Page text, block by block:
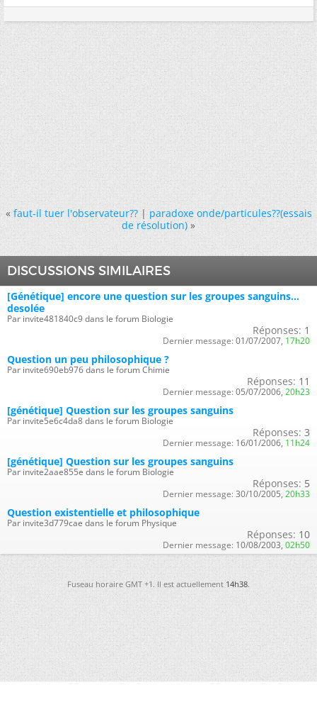
« faut-il tuer l'observateur??|paradoxe onde/particules??(essais
de résolution) »
DISCUSSIONS SIMILAIRES
[Génétique] encore une question sur les groupes sanguins...
desolée
Par invite481840c9 dans le forum Biologie
Réponses: 1
Dernier message: 01/07/2007, 17h20
Question un peu philosophique ?
Par invite690eb976 dans le forum Chimie
Réponses: 11
Dernier message: 05/07/2006, 20h23
[génétique] Question sur les groupes sanguins
Par invite5e6c4da8 dans le forum Biologie
Réponses: 3
Dernier message: 16/01/2006, 11h24
[génétique] Question sur les groupes sanguins
Par invite2aae855e dans le forum Biologie
Réponses: 5
Dernier message: 30/10/2005, 20h33
Question existentielle et philosophique
Par invite3d779cae dans le forum Physique
Réponses: 10
Dernier message: 10/08/2003, 02h50
Fuseau horaire GMT +1. Il est actuellement14h38.